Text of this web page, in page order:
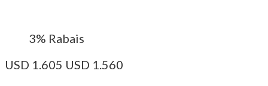
3% Rabais
USD 1.605 USD 1.560